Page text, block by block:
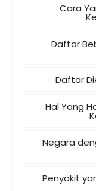
Cara
Daftar
Daftar
Hal Yang
Negara
Penyakit